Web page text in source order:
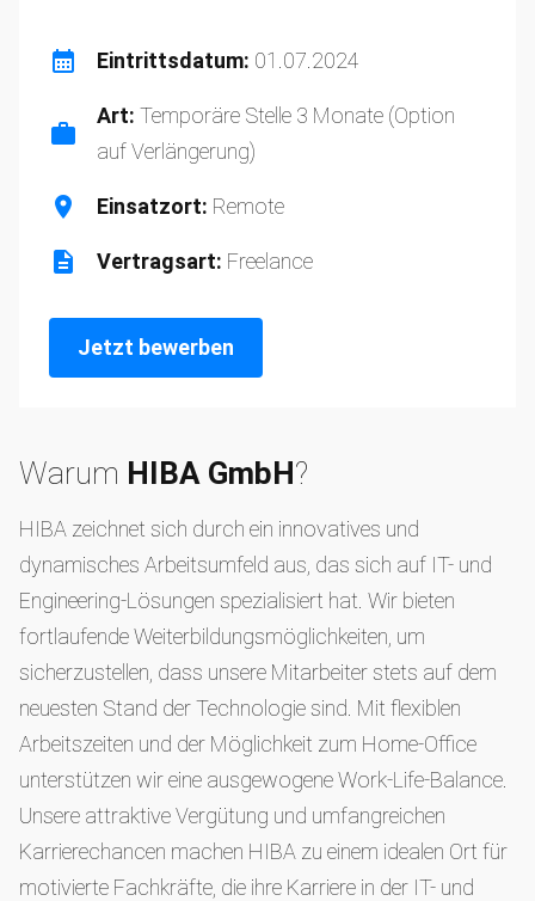
Eintrittsdatum: 01.07.2024
Art: Temporäre Stelle 3 Monate (Option
auf Verlängerung)
Einsatzort: Remote
Vertragsart: Freelance
Jetzt bewerben
Warum HIBA GmbH?
HIBA zeichnet sich durch ein innovatives und
dynamisches Arbeitsumfeld aus, das sich auf IT- und
Engineering-Lösungen spezialisiert hat. Wir bieten
fortlaufende Weiterbildungsmöglichkeiten, um
sicherzustellen, dass unsere Mitarbeiter stets auf dem
neuesten Stand der Technologie sind. Mit flexiblen
Arbeitszeiten und der Möglichkeit zum Home-Office
unterstützen wir eine ausgewogene Work-Life-Balance.
Unsere attraktive Vergütung und umfangreichen
Karrierechancen machen HIBA zu einem idealen Ort für
motivierte Fachkräfte, die ihre Karriere in der IT- und